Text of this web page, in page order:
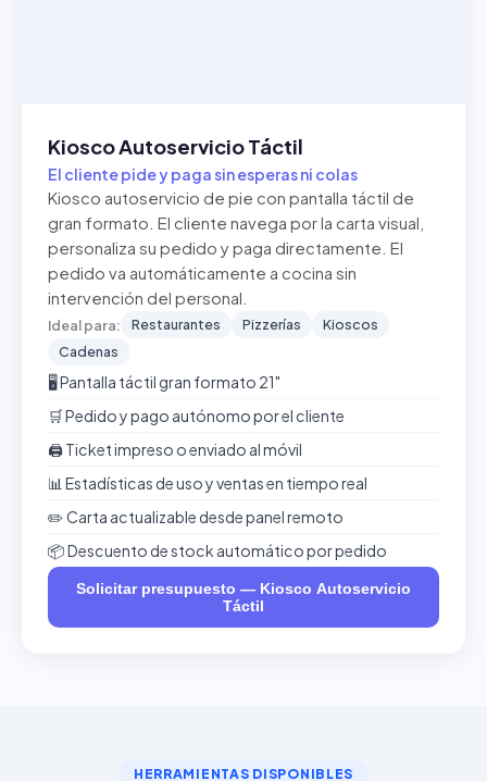
Kiosco Autoservicio Táctil
El cliente pide y paga sin esperas ni colas
Kiosco autoservicio de pie con pantalla táctil de
gran formato. El cliente navega por la carta visual,
personaliza su pedido y paga directamente. El
pedido va automáticamente a cocina sin
intervención del personal.
Ideal para: Restaurantes Pizzerías
Kioscos
Cadenas
🖥️ Pantalla táctil gran formato 21"
🛒 Pedido y pago autónomo por el cliente
🖨️ Ticket impreso o enviado al móvil
📊 Estadísticas de uso y ventas en tiempo real
✏️ Carta actualizable desde panel remoto
📦 Descuento de stock automático por pedido
Solicitar presupuesto — Kiosco Autoservicio
Táctil
HERRAMIENTAS DISPONIBLES